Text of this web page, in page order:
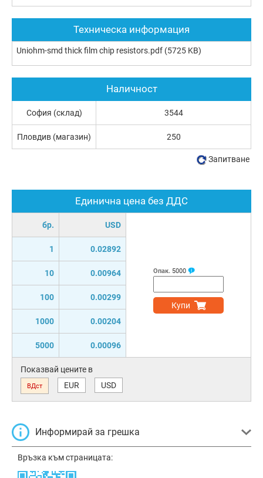
Техническа информация
Uniohm-smd thick film chip resistors.pdf (5725 KB)
Единична цена без ДДС
бр. USD
1 0.02892
10 0.00964
100 0.00299
1000 0.00204
5000 0.00096
Опак. 5000
Купи
Показвай цените в
ВДст EUR USD
Информирай за грешка
Връзка към страницата:
Наличност
София (склад) 3544
Пловдив (магазин) 250
Запитване